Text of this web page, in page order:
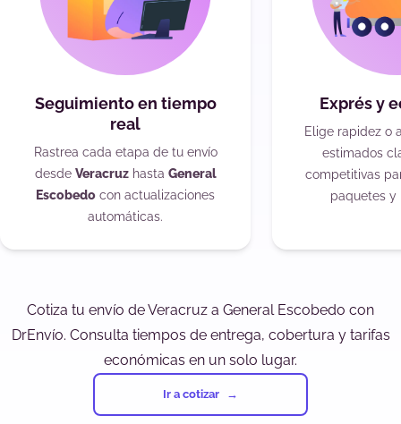
Seguimiento en tiempo
real
Rastrea cada etapa de tu envío
desde Veracruzhasta General
Escobedo con actualizaciones
automáticas.
Exprés y
Elige rapidez o
estimados
competitivas
paquetes y
Cotiza tu envío de Veracruz a General Escobedo con
DrEnvío. Consulta tiempos de entrega, cobertura y tarifas
económicas en un solo lugar.
Ir a cotizar